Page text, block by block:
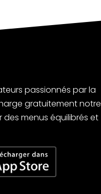
passionnés par la
gratuitement notre
menus équilibrés et